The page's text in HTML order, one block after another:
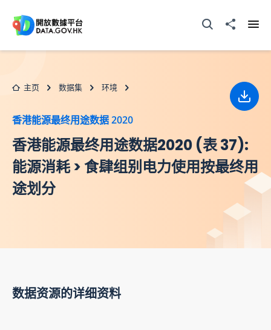
打开搜寻器分享至
主页 数据集 环境
香港能源最终用途数据 2020
香港能源最终用途数据2020 (表 37):
能源消耗 > 食肆组别电力使用按最终用
途划分
下载
数据资源的详细资料